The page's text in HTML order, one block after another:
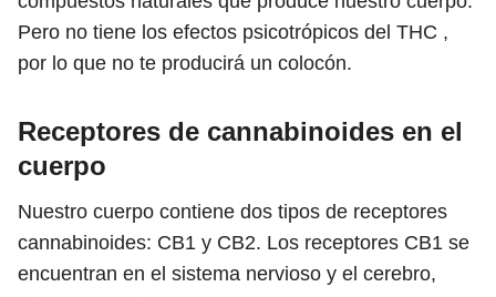
Pero no tiene los efectos psicotrópicos del THC ,
por lo que no te producirá un colocón.
Receptores de cannabinoides en el
cuerpo
Nuestro cuerpo contiene dos tipos de receptores
cannabinoides: CB1 y CB2. Los receptores CB1 se
encuentran en el sistema nervioso y el cerebro,